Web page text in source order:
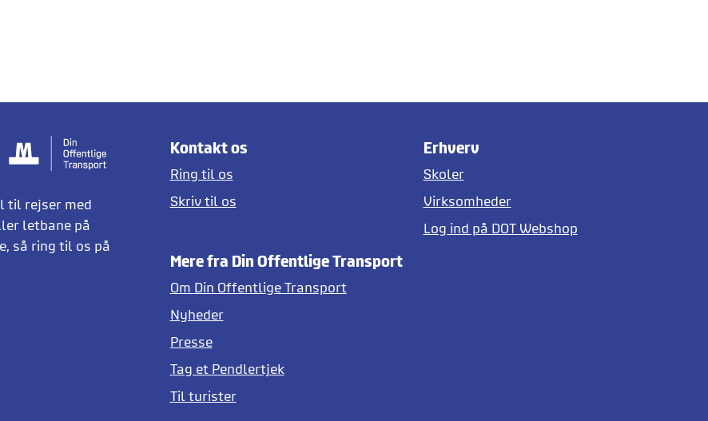
til rejser med
letbane på
så ring til os på
Kontakt os
Ring til os
Skriv til os
Erhverv
Skoler
Virksomheder
Log ind på DOT Webshop
Mere fra Din Offentlige Transport
Om Din Offentlige Transport
Nyheder
Presse
Tag et Pendlertjek
Til turister